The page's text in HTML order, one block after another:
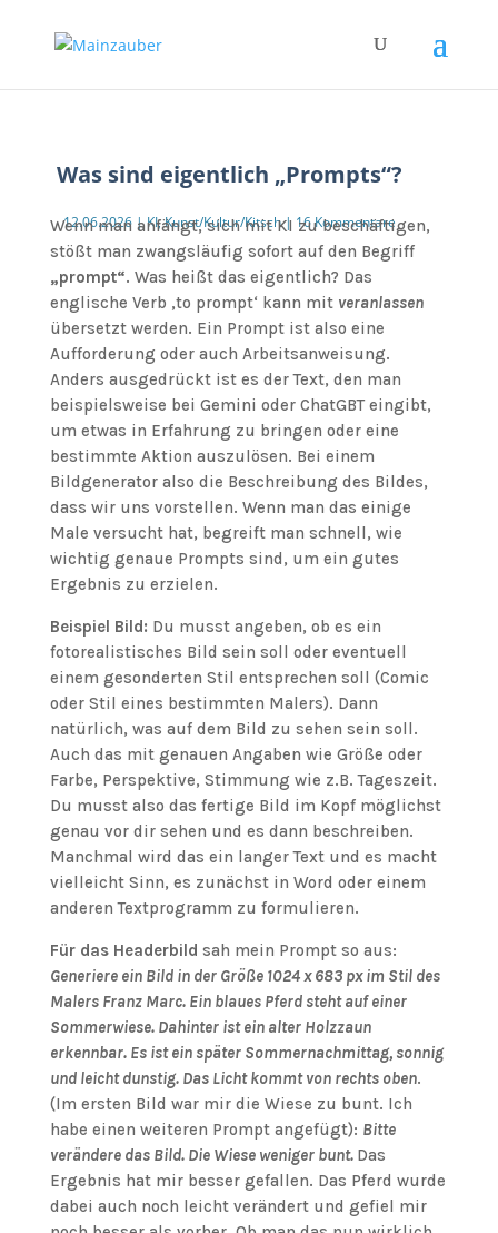
Was sind eigentlich „Prompts“?
12.06.2026|KI,Kunst/Kultur/Kitsch| 16 Kommentare
Wenn man anfängt, sich mit KI zu beschäftigen,
stößt man zwangsläufig sofort auf den Begriff
„prompt“. Was heißt das eigentlich? Das
englische Verb ‚to prompt‘ kann mit veranlassen
übersetzt werden. Ein Prompt ist also eine
Aufforderung oder auch Arbeitsanweisung.
Anders ausgedrückt ist es der Text, den man
beispielsweise bei Gemini oder ChatGBT eingibt,
um etwas in Erfahrung zu bringen oder eine
bestimmte Aktion auszulösen. Bei einem
Bildgenerator also die Beschreibung des Bildes,
dass wir uns vorstellen. Wenn man das einige
Male versucht hat, begreift man schnell, wie
wichtig genaue Prompts sind, um ein gutes
Ergebnis zu erzielen.
Beispiel Bild: Du musst angeben, ob es ein
fotorealistisches Bild sein soll oder eventuell
einem gesonderten Stil entsprechen soll (Comic
oder Stil eines bestimmten Malers). Dann
natürlich, was auf dem Bild zu sehen sein soll.
Auch das mit genauen Angaben wie Größe oder
Farbe, Perspektive, Stimmung wie z.B. Tageszeit.
Du musst also das fertige Bild im Kopf möglichst
genau vor dir sehen und es dann beschreiben.
Manchmal wird das ein langer Text und es macht
vielleicht Sinn, es zunächst in Word oder einem
anderen Textprogramm zu formulieren.
Für das Headerbild sah mein Prompt so aus:
Generiere ein Bild in der Größe 1024 x 683 px im Stil des
Malers Franz Marc. Ein blaues Pferd steht auf einer
Sommerwiese. Dahinter ist ein alter Holzzaun
erkennbar. Es ist ein später Sommernachmittag, sonnig
und leicht dunstig. Das Licht kommt von rechts oben.
(Im ersten Bild war mir die Wiese zu bunt. Ich
habe einen weiteren Prompt angefügt): Bitte
verändere das Bild. Die Wiese weniger bunt. Das
Ergebnis hat mir besser gefallen. Das Pferd wurde
dabei auch noch leicht verändert und gefiel mir